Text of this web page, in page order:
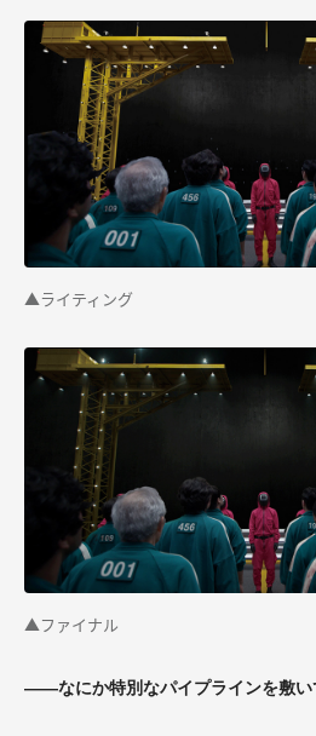
▲ライティング
▲ファイナル
――なにか特別なパイプラインを敷い